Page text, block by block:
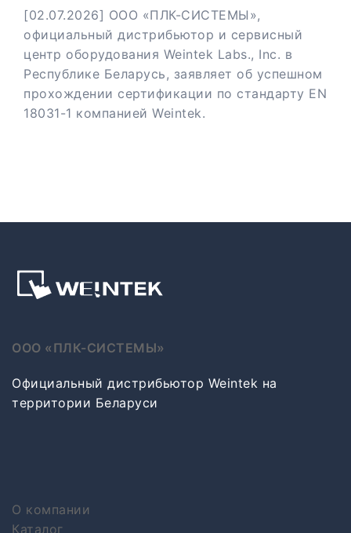
[02.07.2026] ООО «ПЛК-СИСТЕМЫ»,
официальный дистрибьютор и сервисный
центр оборудования Weintek Labs., Inc. в
Республике Беларусь, заявляет об успешном
прохождении сертификации по стандарту EN
18031-1 компанией Weintek.
ООО «ПЛК-СИСТЕМЫ»
Официальный дистрибьютор Weintek на
территории Беларуси
О компании
Каталог